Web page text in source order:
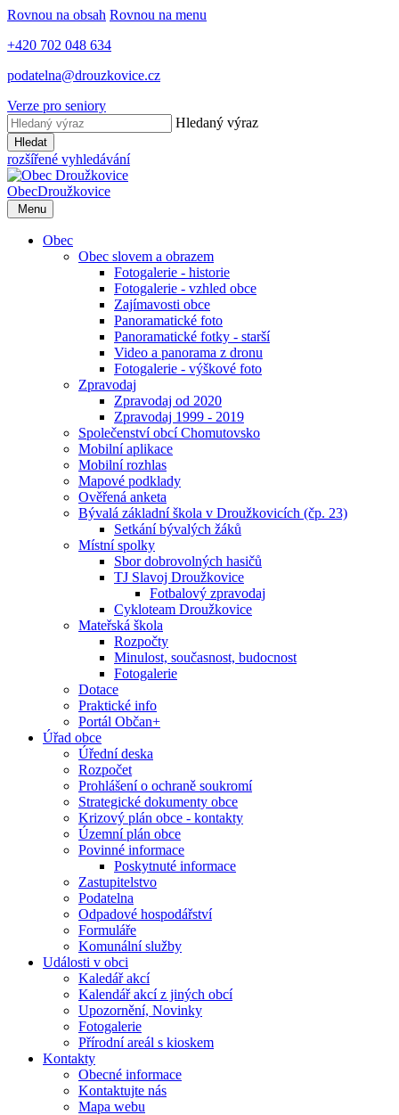
Rovnou na obsah Rovnou na menu
+420 702 048 634
podatelna@drouzkovice.cz
Verze pro seniory
Hledaný výraz
Hledat
rozšířené vyhledávání
ObecDroužkovice
Menu
Obec
Obec slovem a obrazem
Fotogalerie - historie
Fotogalerie - vzhled obce
Zajímavosti obce
Panoramatické foto
Panoramatické fotky - starší
Video a panorama z dronu
Fotogalerie - výškové foto
Zpravodaj
Zpravodaj od 2020
Zpravodaj 1999 - 2019
Společenství obcí Chomutovsko
Mobilní aplikace
Mobilní rozhlas
Mapové podklady
Ověřená anketa
Bývalá základní škola v Droužkovicích (čp. 23)
Setkání bývalých žáků
Místní spolky
Sbor dobrovolných hasičů
TJ Slavoj Droužkovice
Fotbalový zpravodaj
Cykloteam Droužkovice
Mateřská škola
Rozpočty
Minulost, současnost, budocnost
Fotogalerie
Dotace
Praktické info
Portál Občan+
Úřad obce
Úřední deska
Rozpočet
Prohlášení o ochraně soukromí
Strategické dokumenty obce
Krizový plán obce - kontakty
Územní plán obce
Povinné informace
Poskytnuté informace
Zastupitelstvo
Podatelna
Odpadové hospodářství
Formuláře
Komunální služby
Události v obci
Kaledář akcí
Kalendář akcí z jiných obcí
Upozornění, Novinky
Fotogalerie
Přírodní areál s kioskem
Kontakty
Obecné informace
Kontaktujte nás
Mapa webu